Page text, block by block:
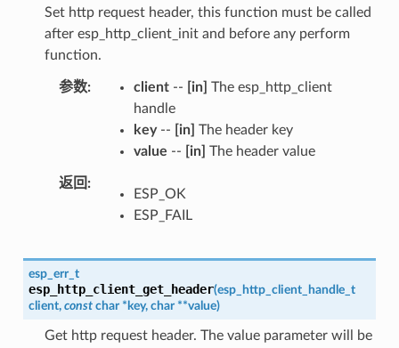
Set http request header, this function must be called
after esp_http_client_init and before any perform
function.
参数 client-- [in] The esp_http_client
handle
key-- [in] The header key
value -- [in] The header value
返回
ESP_OK
ESP_FAIL
esp_err_t
esp_http_client_get_header(esp_http_client_handle_t
client, const char * key, char **value)
Get http request header. The value parameter will be